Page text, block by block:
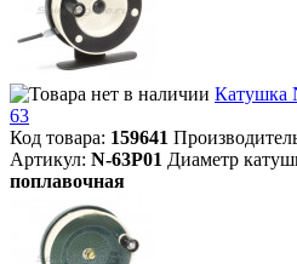
Катушка
63
Код товара: 159641
Артикул: N-63P01 Диаметр
поплавочная